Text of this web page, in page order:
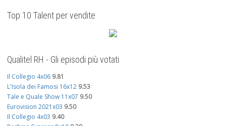
Top 10 Talent per vendite
Qualitel RH - Gli episodi più votati
Il Collegio 4x06 9.81
L'Isola dei Famosi 16x12 9.53
Tale e Quale Show 11x07 9.50
Eurovision 2021x03 9.50
Il Collegio 4x03 9.40